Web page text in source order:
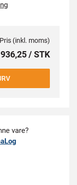
Pris (inkl. moms)
936,25 / STK
vare?